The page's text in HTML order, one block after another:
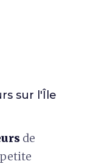
sur l'Île
de